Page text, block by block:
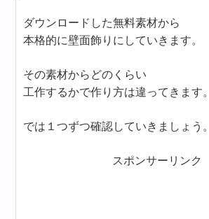
ダウンロードした無料素材から
本格的に壁面飾りにしていきます。
その素材からどのくらい
工作するかで作り方は違ってきます。
では１つずつ確認していきましょう。
スポンサーリンク